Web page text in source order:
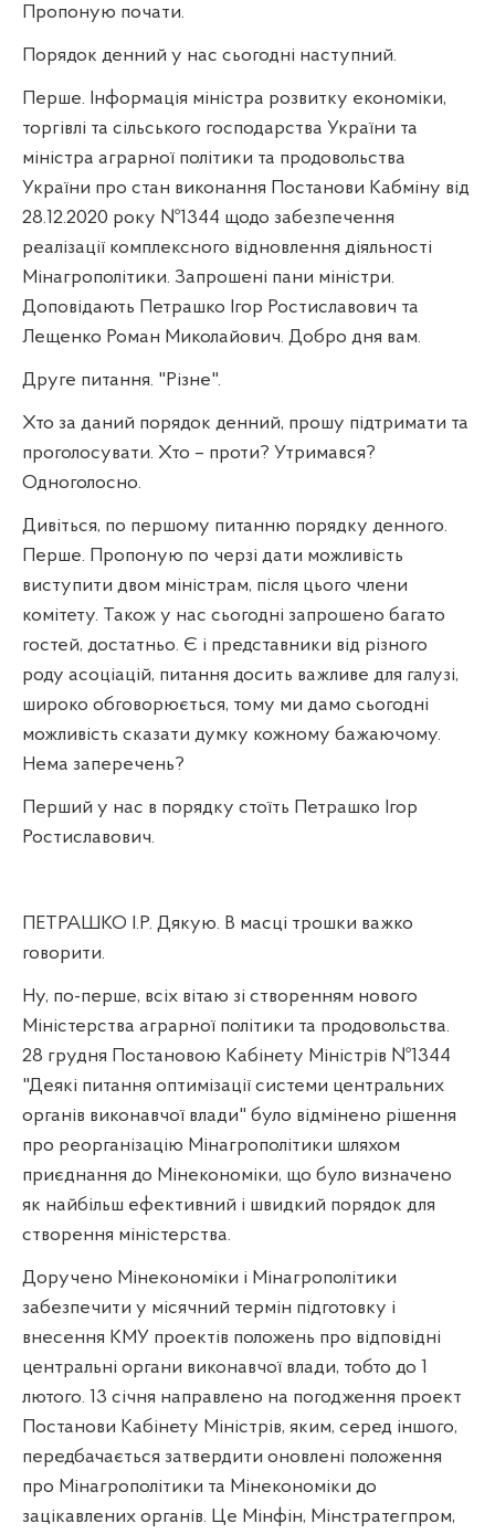
Пропоную почати.
Порядок денний у нас сьогодні наступний.
Перше. Інформація міністра розвитку економіки,
торгівлі та сільського господарства України та
міністра аграрної політики та продовольства
України про стан виконання Постанови Кабміну від
28.12.2020 року №1344 щодо забезпечення
реалізації комплексного відновлення діяльності
Мінагрополітики. Запрошені пани міністри.
Доповідають Петрашко Ігор Ростиславович та
Лещенко Роман Миколайович. Добро дня вам.
Друге питання. "Різне".
Хто за даний порядок денний, прошу підтримати та
проголосувати. Хто – проти? Утримався?
Одноголосно.
Дивіться, по першому питанню порядку денного.
Перше. Пропоную по черзі дати можливість
виступити двом міністрам, після цього члени
комітету. Також у нас сьогодні запрошено багато
гостей, достатньо. Є і представники від різного
роду асоціацій, питання досить важливе для галузі,
широко обговорюється, тому ми дамо сьогодні
можливість сказати думку кожному бажаючому.
Нема заперечень?
Перший у нас в порядку стоїть Петрашко Ігор
Ростиславович.
ПЕТРАШКО І.Р. Дякую. В масці трошки важко
говорити.
Ну, по-перше, всіх вітаю зі створенням нового
Міністерства аграрної політики та продовольства.
28 грудня Постановою Кабінету Міністрів №1344
"Деякі питання оптимізації системи центральних
органів виконавчої влади" було відмінено рішення
про реорганізацію Мінагрополітики шляхом
приєднання до Мінекономіки, що було визначено
як найбільш ефективний і швидкий порядок для
створення міністерства.
Доручено Мінекономіки і Мінагрополітики
забезпечити у місячний термін підготовку і
внесення КМУ проектів положень про відповідні
центральні органи виконавчої влади, тобто до 1
лютого. 13 січня направлено на погодження проект
Постанови Кабінету Міністрів, яким, серед іншого,
передбачається затвердити оновлені положення
про Мінагрополітики та Мінекономіки до
зацікавлених органів. Це Мінфін, Мінстратегпром,